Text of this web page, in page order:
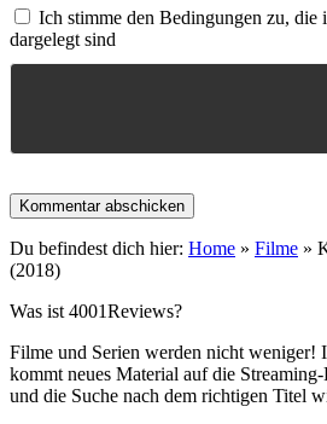
Ich stimme den Bedingungen zu, die
dargelegt sind
Du befindest dich hier: Home » Filme »
(2018)
Was ist 4001Reviews?
Filme und Serien werden nicht weniger!
kommt neues Material auf die
und die Suche nach dem richtigen Titel